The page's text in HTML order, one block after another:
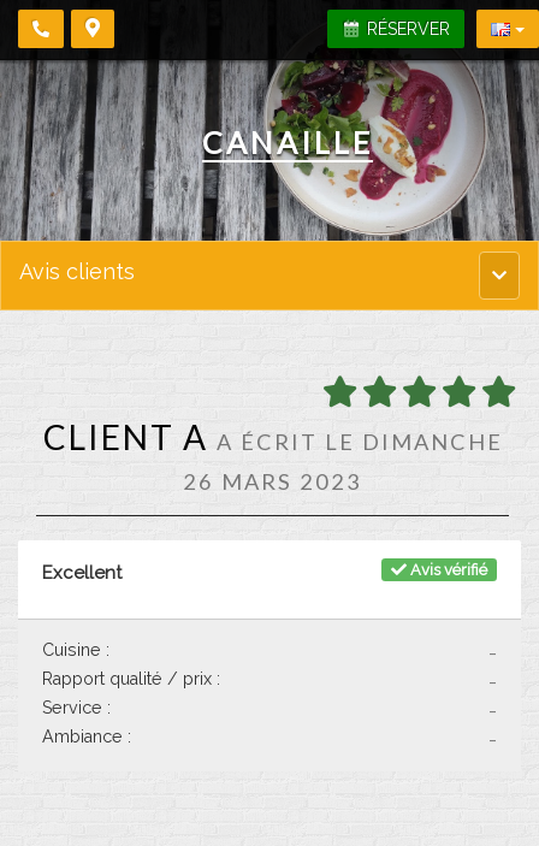
RÉSERVER
CANAILLE
Menu
Avis clients
CLIENT A A ÉCRIT LE DIMANCHE
26 MARS 2023
Avis vérifié
Excellent
-
Cuisine :
-
Rapport qualité / prix :
-
Service :
-
Ambiance :